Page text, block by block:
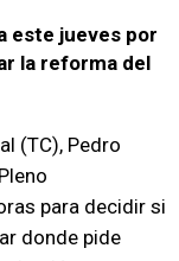
este jueves por
la reforma del
(TC), Pedro
para decidir si
donde pide